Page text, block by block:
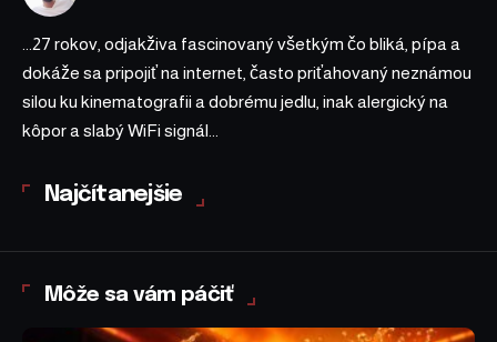
...27 rokov, odjakživa fascinovaný všetkým čo bliká, pípa a
dokáže sa pripojiť na internet, často priťahovaný neznámou
silou ku kinematografii a dobrému jedlu, inak alergický na
kôpor a slabý WiFi signál...
Najčítanejšie
Môže sa vám páčiť